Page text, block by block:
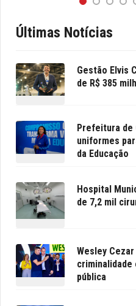
Últimas Notícias
Gestão Elvis
de R$ 385
Prefeitura de
uniformes
da Educação
Hospital
de 7,2 mil
Wesley
pública